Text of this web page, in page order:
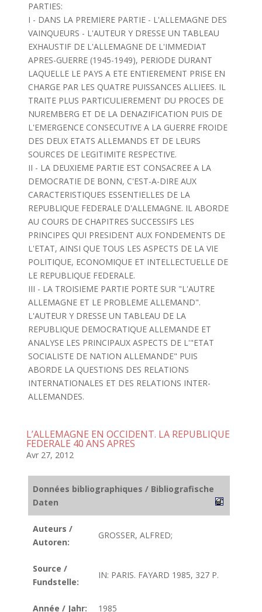
PARTIES:
I - DANS LA PREMIERE PARTIE - L'ALLEMAGNE DES
VAINQUEURS - L'AUTEUR Y DRESSE UN TABLEAU
EXHAUSTIF DE L'ALLEMAGNE DE L'IMMEDIAT
APRES-GUERRE (1945-1949), PERIODE DURANT
LAQUELLE LE PAYS A ETE ENTIEREMENT PRISE EN
CHARGE PAR LES QUATRE PUISSANCES ALLIEES. IL
TRAITE PLUS PARTICULIEREMENT DU PROCES DE
NUREMBERG ET DE LA DENAZIFICATION PUIS DE
L'EMERGENCE CONSECUTIVE A LA GUERRE FROIDE
DES DEUX ETATS ALLEMANDS ET DE LEURS
SOURCES DE LEGITIMITE RESPECTIVE.
II - LA DEUXIEME PARTIE EST CONSACREE A LA
DEMOCRATIE DE BONN, C'EST-A-DIRE AUX
CARACTERISTIQUES ESSENTIELLES DE LA
REPUBLIQUE FEDERALE D'ALLEMAGNE. IL ABORDE
AU COURS DE CHAPITRES SUCCESSIFS LES
PRINCIPES QUI PRESIDENT AUX FONDEMENTS DE
L'ETAT, AINSI QUE TOUS LES ASPECTS DE LA VIE
POLITIQUE, ECONOMIQUE ET INTELLECTUELLE DE
LE REPUBLIQUE FEDERALE.
III - LA TROISIEME PARTIE PORTE SUR "L'AUTRE
ALLEMAGNE ET LE PROBLEME ALLEMAND".
L'AUTEUR Y DRESSE UN TABLEAU DE LA
REPUBLIQUE DEMOCRATIQUE ALLEMANDE ET
ANALYSE LES PRINCIPAUX ASPECTS DE L'"ETAT
SOCIALISTE DE NATION ALLEMANDE" PUIS
ABORDE LA QUESTIONS DES RELATIONS
INTERNATIONALES ET DES RELATIONS INTER-
ALLEMANDES.
L’ALLEMAGNE EN OCCIDENT. LA REPUBLIQUE
FEDERALE 40 ANS APRES
Avr 27, 2012
Données bibliographiques / Bibliografische
Daten
Auteurs /
Autoren:
GROSSER, ALFRED;
Source /
Fundstelle:
IN: PARIS. FAYARD 1985, 327 P.
Année / Jahr: 1985